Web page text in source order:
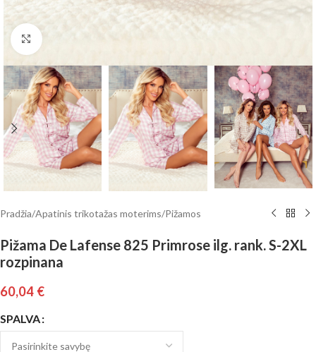
Click to enlarge
Pradžia/Apatinis trikotažas moterims/Pižamos
Pižama De Lafense 825 Primrose ilg. rank. S-2XL
rozpinana
60,04 €
SPALVA